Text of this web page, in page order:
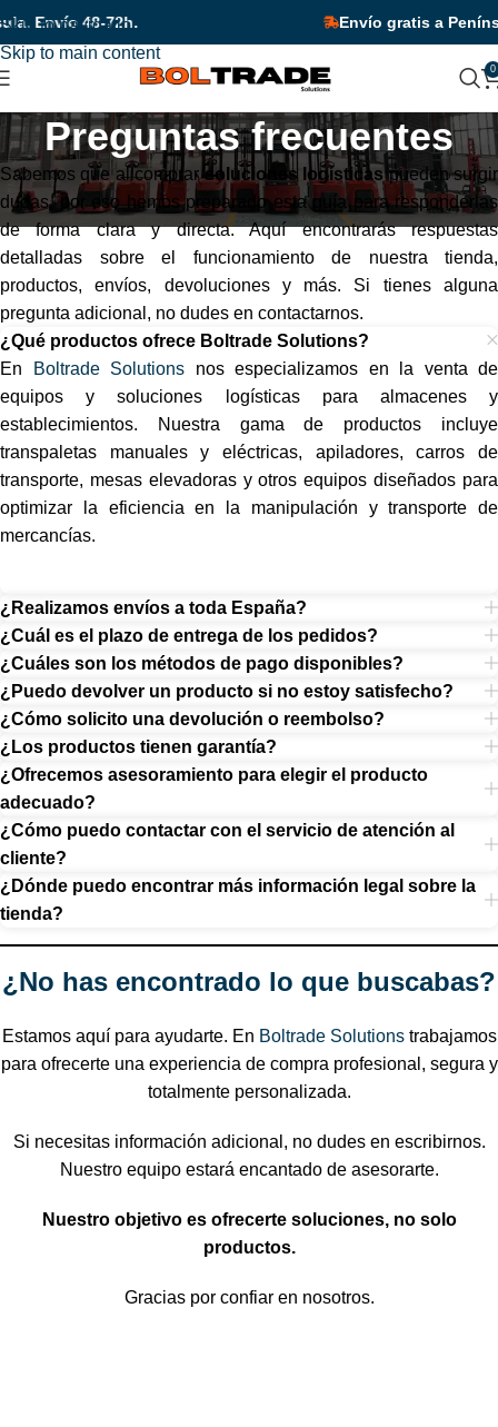
Skip to navigation
Skip to main content
por tiempo limitado! ¡Descuentos adicionales en unidades
Envío 48-72h. Envío gratis a
0
Preguntas frecuentes
Sabemos que al comprarsoluciones logísticaspueden surgir
dudas, por eso hemos preparado esta guía para responderlas
de forma clara y directa. Aquí encontrarás respuestas
detalladas sobre el funcionamiento de nuestra tienda,
productos, envíos, devoluciones y más. Si tienes alguna
pregunta adicional, no dudes en contactarnos.
¿Qué productos ofrece Boltrade Solutions?
En
Boltrade Solutions nos especializamos en la venta de
equipos y soluciones logísticas para almacenes y
establecimientos.
Nuestra gama de productos incluye
transpaletas manuales y eléctricas, apiladores, carros de
transporte, mesas elevadoras y otros equipos diseñados para
optimizar la eficiencia en la manipulación y transporte de
mercancías.
¿Realizamos envíos a toda España?
¿Cuál es el plazo de entrega de los pedidos?
¿Cuáles son los métodos de pago disponibles?
¿Puedo devolver un producto si no estoy satisfecho?
¿Cómo solicito una devolución o reembolso?
¿Los productos tienen garantía?
¿Ofrecemos asesoramiento para elegir el producto
adecuado?
¿Cómo puedo contactar con el servicio de atención al
cliente?
¿Dónde puedo encontrar más información legal sobre la
tienda?
¿No has encontrado lo que buscabas?
Estamos aquí para ayudarte. En Boltrade Solutionstrabajamos
para ofrecerte una experiencia de compra profesional, segura y
totalmente personalizada.
Si necesitas información adicional, no dudes en escribirnos.
Nuestro equipo estará encantado de asesorarte.
Nuestro objetivo es ofrecerte soluciones, no solo
productos.
Gracias por confiar en nosotros.